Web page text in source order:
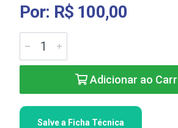
Por: R$ 100,00
Adicionar ao
Salve a Ficha Técnica